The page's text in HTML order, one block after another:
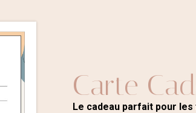
Carte
Le cadeau parfait pour